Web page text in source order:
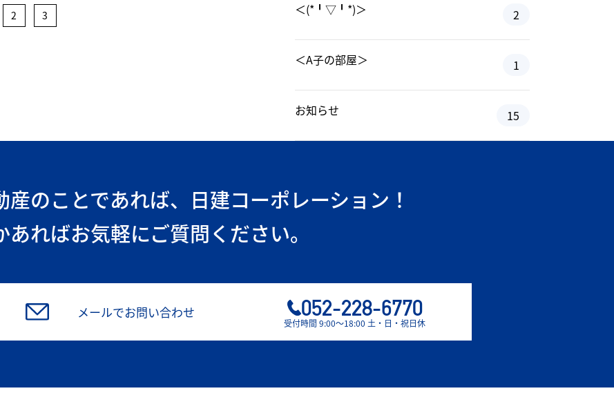
2 3 ＜(*╹▽╹*)＞ 2
＜A子の部屋＞ 1
お知らせ 15
産のことであれば、 日建コーポレーション！
あればお気軽にご質問ください。
メールでお問い合わせ 052-228-6770
受付時間 9:00〜18:00 土・日・祝日休